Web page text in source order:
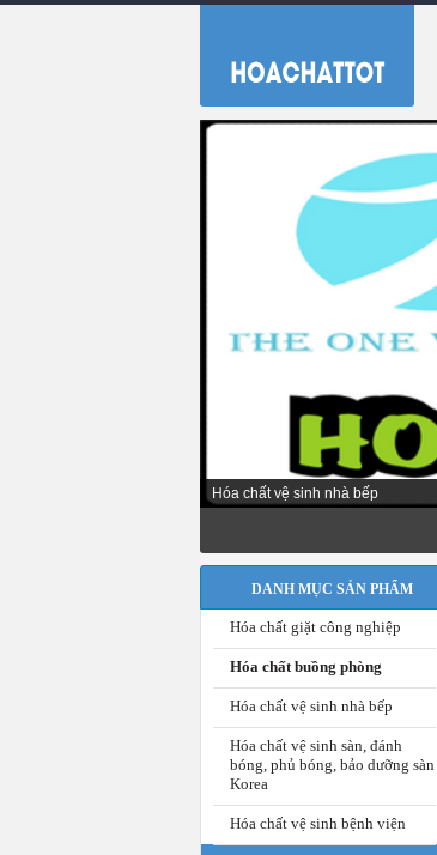
Hóa chất tẩy rửa dùng công nghiệp
DANH MỤC SẢN PHẨM
Hóa chất giặt công nghiệp
Hóa chất buồng phòng
Hóa chất vệ sinh nhà bếp
Hóa chất vệ sinh sàn, đánh
bóng, phủ bóng, bảo dưỡng sàn
Korea
Hóa chất vệ sinh bệnh viện